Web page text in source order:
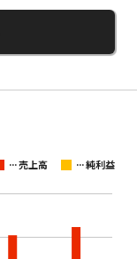
...売上高 ...純利益